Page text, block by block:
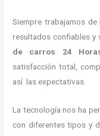
Siempre trabajamos
resultados confiables y
de carros 24
satisfacción total,
así las expectativas.
La tecnología nos ha
con diferentes tipos y